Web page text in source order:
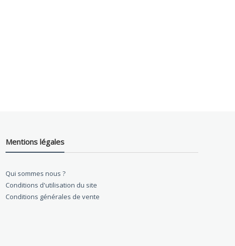
Mentions légales
Qui sommes nous ?
Conditions d'utilisation du site
Conditions générales de vente